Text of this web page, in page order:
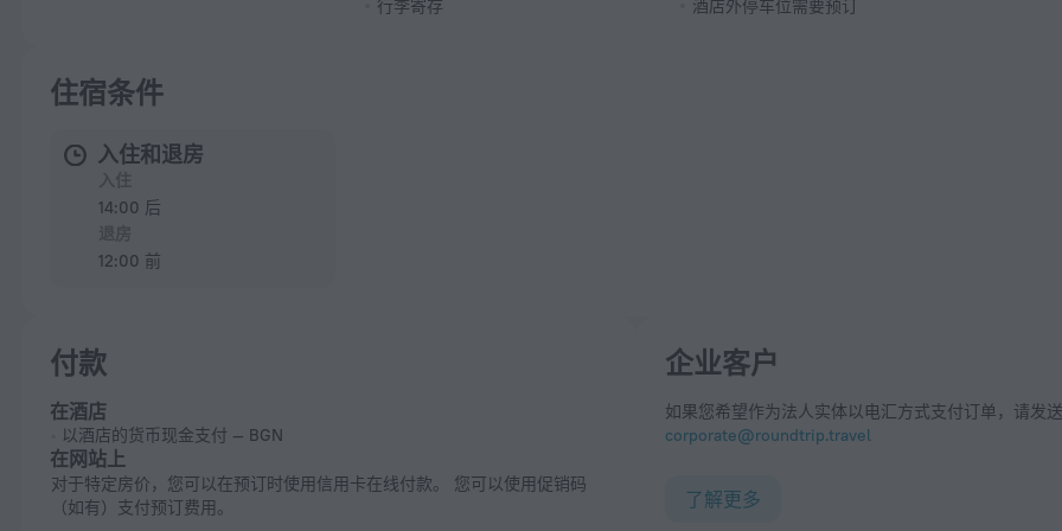
行李寄存
酒店外停车位需要预订
住宿条件
入住和退房
14:00 后
12:00 前
付款
在酒店
以酒店的货币现金支付 — BGN
在网站上
对于特定房价，您可以在预订时使用信用卡在线付款。 您可以使用促销码
（如有）支付预订费用。
企业客户
如果您希望作为法人实体以电汇方式支付订单，请发
corporate@roundtrip.travel
了解更多